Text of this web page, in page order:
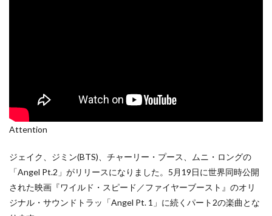
Attention
ジェイク、ジミン(BTS)、チャーリー・プース、ムニ・ロングの
「Angel Pt.2」がリリースになりました。5月19日に世界同時公開
された映画『ワイルド・スピード／ファイヤーブースト』のオリ
ジナル・サウンドトラッ「Angel Pt. 1」に続くパート2の楽曲とな